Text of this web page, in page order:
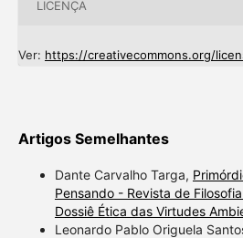
LICENÇA
Ver: https://creativecommons.org/
Artigos Semelhantes
Dante Carvalho Targa,
Pensando - Revista de
Dossiê Ética das Virtudes
Leonardo Pablo Origuela